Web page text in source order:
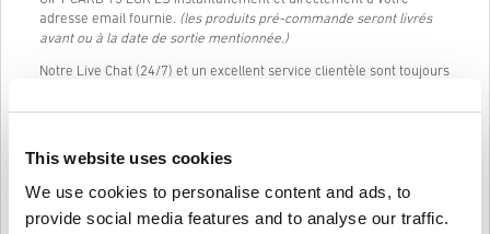
This website uses cookies
We use cookies to personalise content and ads, to
provide social media features and to analyse our traffic.
adresse email fournie. (les produits pré-commande seront livrés
avant ou à la date de sortie mentionnée.)
Notre Live Chat (24/7) et un excellent service clientèle sont toujours
AMAZON GIFT CARD 15 EUR ES.
de formulaires ou d'enquêtes ennuyeuses à remplir et ne nécessite
qu'une adresse e-mail et un mode de paiement valide, rendant
ainsi le processus d'achat de AMAZON GIFT CARD 15 EUR ES de
livecards.net simple et rapide.